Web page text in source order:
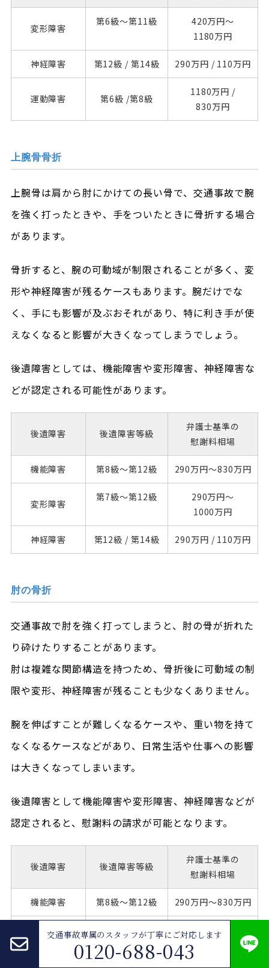
変形障害
第6級～第11級
420万円～
1180万円
神経障害 第12級 / 第14級 290万円 / 110万円
運動障害 第6級 /第8級
1180万円 /
830万円
上腕骨骨折
上腕骨は肩から肘にかけての長い骨で、交通事故で腕
を強く打ったときや、手をついたときに骨折する場合
があります。
骨折すると、腕の可動域が制限されることが多く、変
形や神経障害が残るケースもあります。腕だけでな
く、手にも影響が及ぶおそれがあり、特に利き手が使
えなくなると影響が大きくなってしまうでしょう。
後遺障害としては、機能障害や変形障害、神経障害な
どが認定される可能性があります。
後遺障害 後遺障害等級
弁護士基準の
慰謝料相場
機能障害 第8級～第12級 290万円～830万円
変形障害
第7級～第12級
290万円～
1000万円
神経障害 第12級 / 第14級 290万円 / 110万円
肘の骨折
交通事故で肘を強く打ってしまうと、肘の骨が折れた
り砕けたりすることがあります。
肘は複雑な関節構造を持つため、骨折後に可動域の制
限や変形、神経障害が残ることも少なくありません。
腕を伸ばすことが難しくなるケースや、重い物を持て
なくなるケースなどがあり、日常生活や仕事への影響
は大きくなってしまいます。
後遺障害として機能障害や変形障害、神経障害などが
認定されると、慰謝料の請求が可能となります。
後遺障害 後遺障害等級
弁護士基準の
慰謝料相場
機能障害 第8級～第12級 290万円～830万円
変形障害
第7級～ 第12級
290万円～
1000万円
交通事故専属のスタッフが丁寧にご対応します
0120-688-043